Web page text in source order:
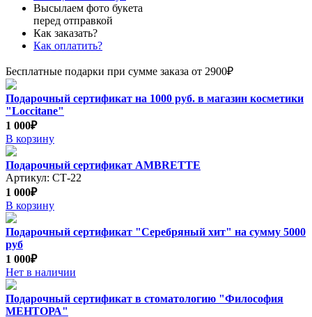
Высылаем фото букета
перед отправкой
Как заказать?
Как оплатить?
Бесплатные подарки при сумме заказа от 2900₽
Подарочный сертификат на 1000 руб. в магазин косметики
"Loccitane"
1 000₽
В корзину
Подарочный сертификат AMBRETTE
Артикул: СТ-22
1 000₽
В корзину
Подарочный сертификат "Серебряный хит" на сумму 5000
руб
1 000₽
Нет в наличии
Подарочный сертификат в стоматологию "Философия
МЕНТОРА"